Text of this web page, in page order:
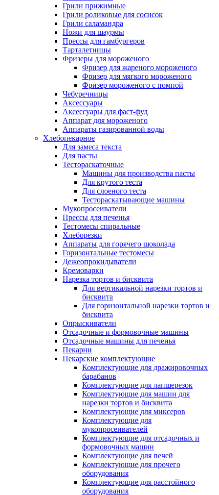
Грили прижимные
Грили роликовые для сосисок
Грили саламандра
Ножи для шаурмы
Прессы для гамбургеров
Тарталетницы
Фризеры для мороженого
Фризер для жареного мороженого
Фризер для мягкого мороженого
Фризер мороженого с помпой
Чебуречницы
Аксессуары
Аксессуары для фаст-фуд
Аппарат для мороженого
Аппараты газированной воды
Хлебопекарное
Для замеса текста
Для пасты
Тестораскаточные
Машины для производства пасты
Для крутого теста
Для слоеного теста
Тестораскатывающие машины
Мукопросеиватели
Прессы для печенья
Тестомесы спиральные
Хлеборезки
Аппараты для горячего шоколада
Горизонтальные тестомесы
Дежеопрокидыватели
Кремоварки
Нарезка тортов и бисквита
Для вертикальной нарезки тортов и
бисквита
Для горизонтальной нарезки тортов и
бисквита
Опрыскиватели
Отсадочные и формовочные машины
Отсадочные машины для печенья
Пекарни
Пекарские комплектующие
Комплектующие для дражировочных
барабанов
Комплектующие для лапшерезок
Комплектующие для машин для
нарезки тортов и бисквита
Комплектующие для миксеров
Комплектующие для
мукопросеивателей
Комплектующие для отсадочных и
формовочных машин
Комплектующие для печей
Комплектующие для прочего
оборудования
Комплектующие для расстойного
оборудования